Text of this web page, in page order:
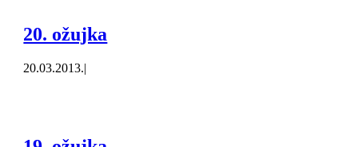
20. ožujka
20.03.2013.|